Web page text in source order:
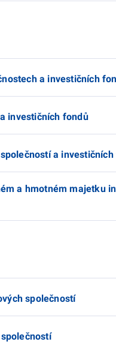
a investičních
investičních fondů
a
a hmotném majetku
společností